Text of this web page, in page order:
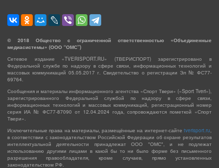
© 2018 Общество с ограниченной ответственностью «Объединенные
медиасистемы» (ООО “ОМС”)
Сетевое издание «TVERISPORT.RU» (ТВЕРИСПОРТ) зарегистрировано в
Федеральной службе по надзору в сфере связи, информационных технологий и
массовых коммуникаций 05.05.2017 г. Свидетельство о регистрации Эл № ФС77-
69764.
Сообщения и материалы информационного агентства «Спорт Твери» («Sport Tveri»),
зарегистрированного Федеральной службой по надзору в сфере связи,
информационных технологий и массовых коммуникаций, регистрационный номер
серия ИА № ФС77-87090 от 12.04.2024 года, сопровождаются пометкой «Спорт
Твери».
Исключительные права на материалы, размещённые на интернет-сайте tverisport.ru,
в соответствии с законодательством Российской Федерации об охране результатов
интеллектуальной деятельности принадлежат ООО "ОМС", и не подлежат
использованию другими лицами в какой бы то ни было форме без письменного
разрешения правообладателя, кроме случаев, прямо установленных
законодательством РФ.